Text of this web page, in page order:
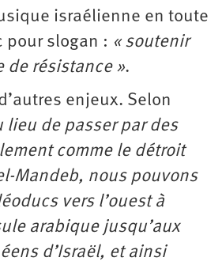
israélienne en toute
slogan : « soutenir
de résistance ».
enjeux. Selon
lieu de passer par des
comme le détroit
Mandeb, nous pouvons
vers l’ouest à
arabique jusqu’aux
d’Israël, et ainsi